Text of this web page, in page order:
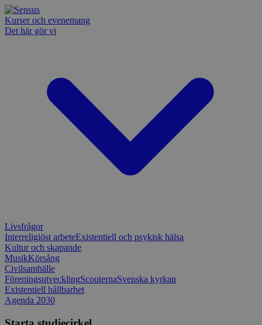
Kurser och evenemang
Det här gör vi
Livsfrågor
Interreligiöst arbeteExistentiell och psykisk hälsa
Kultur och skapande
MusikKörsång
Civilsamhälle
FöreningsutvecklingScouternaSvenska kyrkan
Existentiell hållbarhet
Agenda 2030